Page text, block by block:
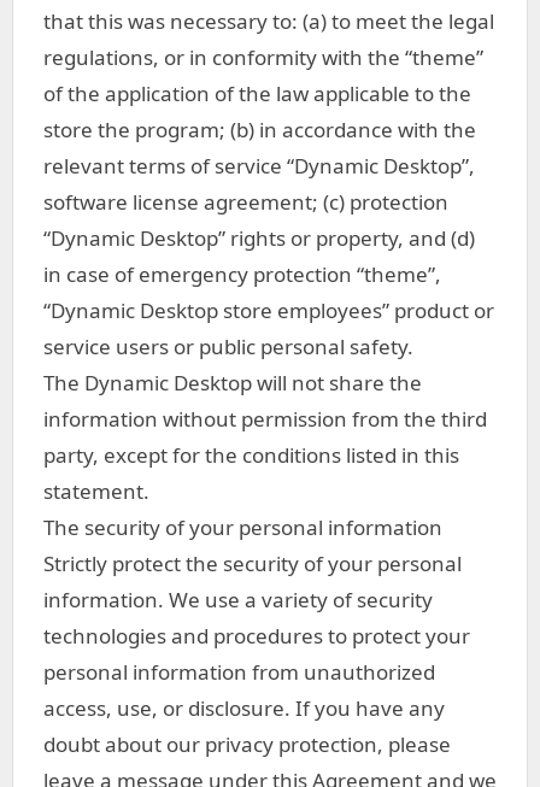
that this was necessary to: (a) to meet the legal
regulations, or in conformity with the “theme”
of the application of the law applicable to the
store the program; (b) in accordance with the
relevant terms of service “Dynamic Desktop”,
software license agreement; (c) protection
“Dynamic Desktop” rights or property, and (d)
in case of emergency protection “theme”,
“Dynamic Desktop store employees” product or
service users or public personal safety.
The Dynamic Desktop will not share the
information without permission from the third
party, except for the conditions listed in this
statement.
The security of your personal information
Strictly protect the security of your personal
information. We use a variety of security
technologies and procedures to protect your
personal information from unauthorized
access, use, or disclosure. If you have any
doubt about our privacy protection, please
leave a message under this Agreement and we